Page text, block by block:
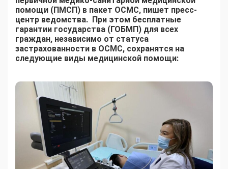
помощи (ПМСП) в пакет ОСМС, пишет пресс-
центр ведомства. При этом бесплатные
гарантии государства (ГОБМП) для всех
граждан, независимо от статуса
застрахованности в ОСМС, сохранятся на
следующие виды медицинской помощи: